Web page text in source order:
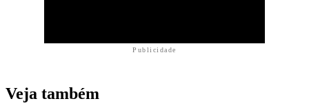
Publicidade
Veja também